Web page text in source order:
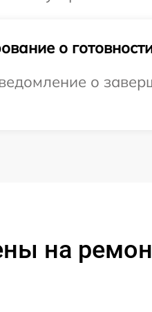
о
о
на